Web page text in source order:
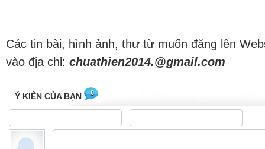
Các tin bài, hình ảnh, thư từ muốn đăng lên
vào địa chỉ: chuathien2014.@gmail.com
Ý KIẾN CỦA BẠN 0